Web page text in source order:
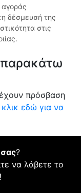
δέσμευσή της
στις
παρακάτω
πρόσβαση
εδώ για να
σας?
να λάβετε το